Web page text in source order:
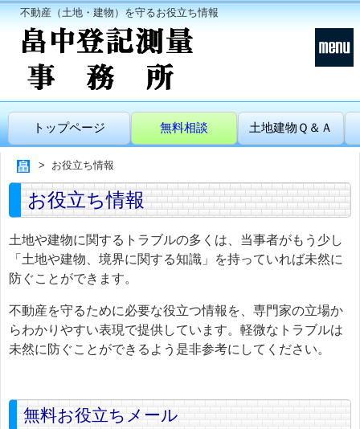
不動産（土地・建物）を守るお役立ち情報
トップページ 無料相談 土地建物Ｑ＆Ａ
お役立ち情報
お役立ち情報
土地や建物に関するトラブルの多くは、当事者がもう少し
「土地や建物、境界に関する知識」を持っていれば未然に
防ぐことができます。
不動産を守るために必要な役立つ情報を、専門家の立場か
らわかりやすい表現で提供しています。軽微なトラブルは
未然に防ぐことができるよう是非参考にしてください。
無料お役立ちメール